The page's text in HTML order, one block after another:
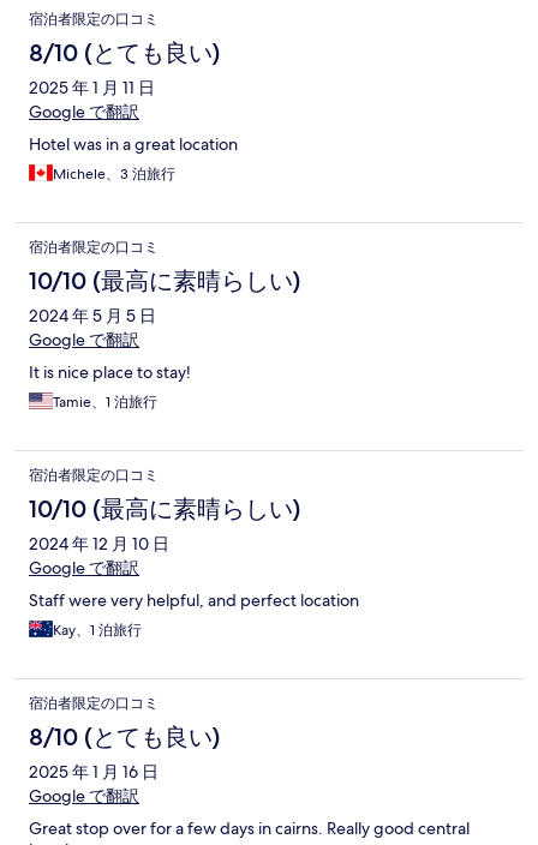
宿泊者限定の口コミ
8/10 (とても良い)
2025 年 1 月 11 日
Google で翻訳
Hotel was in a great location
Michele、3 泊旅行
宿泊者限定の口コミ
10/10 (最高に素晴らしい)
2024 年 5 月 5 日
Google で翻訳
It is nice place to stay!
Tamie、1 泊旅行
宿泊者限定の口コミ
10/10 (最高に素晴らしい)
2024 年 12 月 10 日
Google で翻訳
Staff were very helpful, and perfect location
Kay、1 泊旅行
宿泊者限定の口コミ
8/10 (とても良い)
2025 年 1 月 16 日
Google で翻訳
Great stop over for a few days in cairns. Really good central